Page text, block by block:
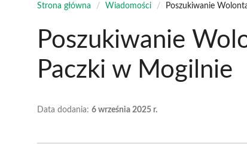
Strona główna / Wiadomości / Poszukiwanie
Poszukiwanie
Paczki w Mogilnie
Data dodania: 6 września 2025 r.